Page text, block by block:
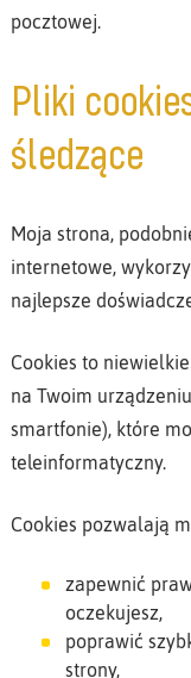
pocztowej.
Pliki
śledzące
Moja strona,
internetowe,
najlepsze
Cookies to
na Twoim
smartfonie), które
teleinformatyczny.
Cookies pozwalają
zapewnić
oczekujesz,
poprawić
strony,